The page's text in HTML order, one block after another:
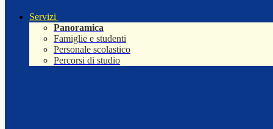
Servizi
Panoramica
Famiglie e studenti
Personale scolastico
Percorsi di studio